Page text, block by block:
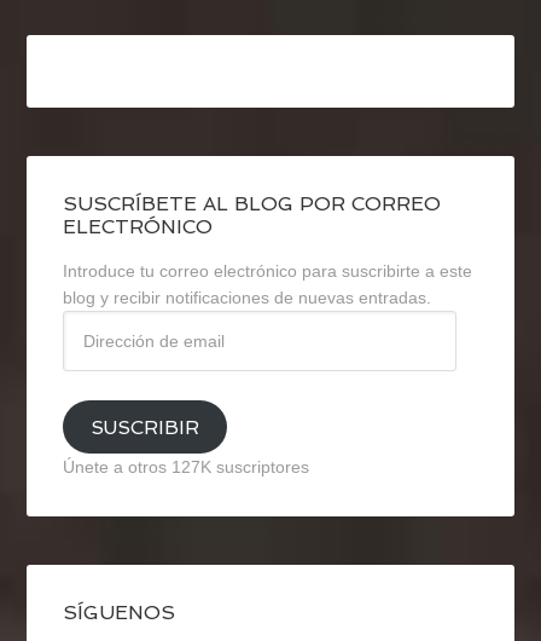
SUSCRÍBETE AL BLOG POR CORREO
ELECTRÓNICO
Introduce tu correo electrónico para suscribirte a este
blog y recibir notificaciones de nuevas entradas.
email
SUSCRIBIR
Únete a otros 127K suscriptores
SÍGUENOS